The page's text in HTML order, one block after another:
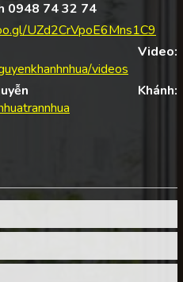
0948 74 32 74
UZd2CrVpoE6Mns1C9
Video:
videos
Khánh: